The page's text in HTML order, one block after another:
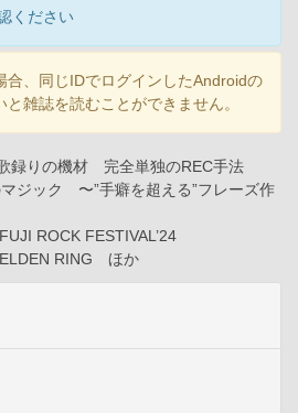
ください
、同じIDでログインしたAndroidの
雑誌を読むことができません。
録りの機材 完全単独のREC手法
ジック 〜”手癖を超える”フレーズ作
ROCK FESTIVAL’24
RING ほか